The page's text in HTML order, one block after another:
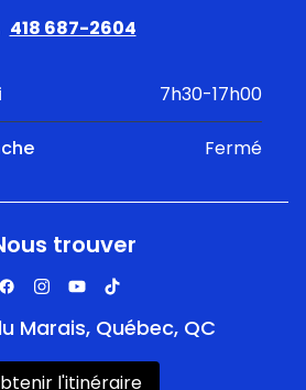
418 687-2604
7h30-17h00
Fermé
trouver
Marais, Québec, QC
l'itinéraire